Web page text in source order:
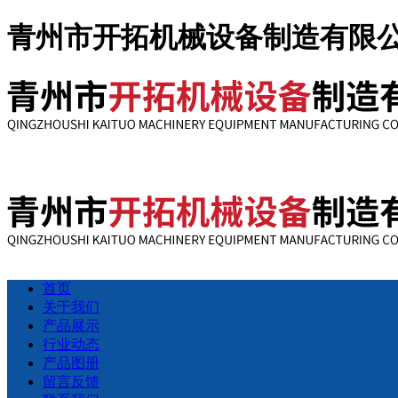
青州市开拓机械设备制造有限
首页
关于我们
产品展示
行业动态
产品图册
留言反馈